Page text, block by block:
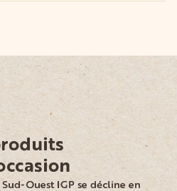
Ouest IGP se décline en